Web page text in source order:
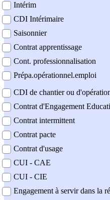
Intérim
CDI Intérimaire
Saisonnier
Contrat apprentissage
Cont. professionnalisation
Prépa.opérationnel.emploi
CDI de chantier ou
Contrat d'Engagement
Contrat intermittent
Contrat pacte
Contrat d'usage
CUI - CAE
CUI - CIE
Engagement à servir dans la